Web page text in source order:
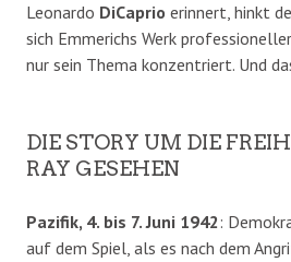
Leonardo DiCaprio erinnert, hinkt
sich Emmerichs Werk
nur sein Thema konzentriert. Und
DIE STORY UM DIE
RAY GESEHEN
Pazifik, 4. bis 7. Juni 1942:
auf dem Spiel, als es nach dem